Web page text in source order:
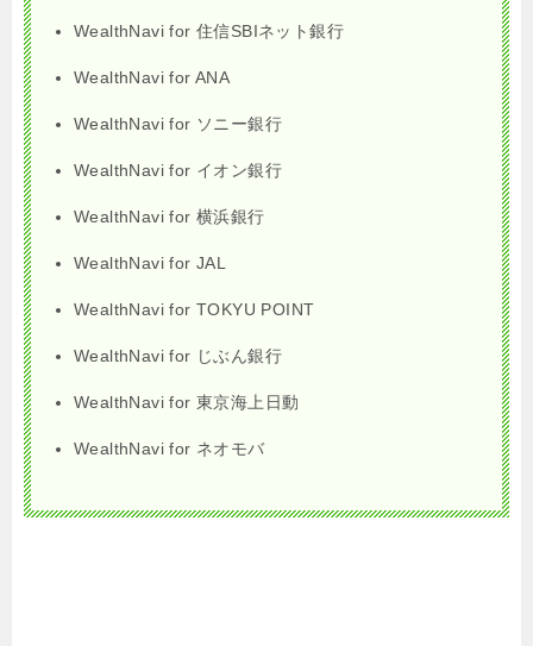
WealthNavi for 住信SBIネット銀行
WealthNavi for ANA
WealthNavi for ソニー銀行
WealthNavi for イオン銀行
WealthNavi for 横浜銀行
WealthNavi for JAL
WealthNavi for TOKYU POINT
WealthNavi for じぶん銀行
WealthNavi for 東京海上日動
WealthNavi for ネオモバ